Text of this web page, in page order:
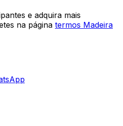
e adquira mais
na página termos Madeira